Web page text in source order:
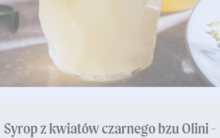
Syrop z kwiatów czarnego bzu Olini -